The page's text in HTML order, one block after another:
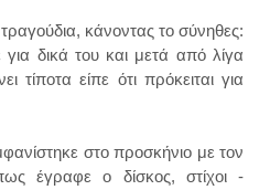
κάνοντας το σύνηθες:
δικά του και μετά από λίγα
τίποτα είπε ότι πρόκειται για
στο προσκήνιο με τον
έγραφε ο δίσκος, στίχοι -